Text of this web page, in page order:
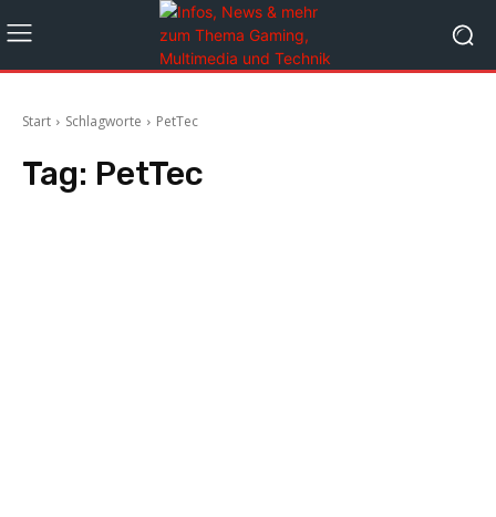
Start Schlagworte PetTec
Tag: PetTec